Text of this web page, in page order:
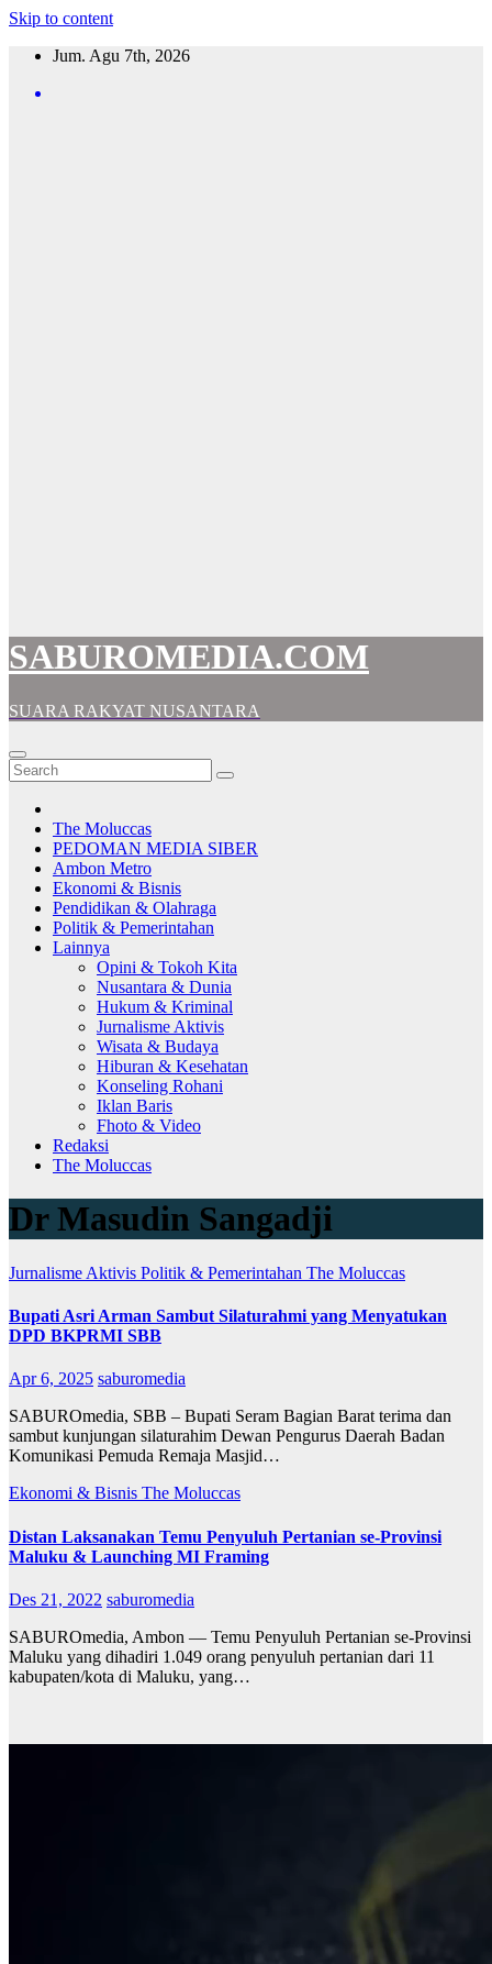
Skip to content
Jum. Agu 7th, 2026
SABUROMEDIA.COM
SUARA RAKYAT NUSANTARA
The Moluccas
PEDOMAN MEDIA SIBER
Ambon Metro
Ekonomi & Bisnis
Pendidikan & Olahraga
Politik & Pemerintahan
Lainnya
Opini & Tokoh Kita
Nusantara & Dunia
Hukum & Kriminal
Jurnalisme Aktivis
Wisata & Budaya
Hiburan & Kesehatan
Konseling Rohani
Iklan Baris
Fhoto & Video
Redaksi
The Moluccas
Dr Masudin Sangadji
Jurnalisme Aktivis Politik & Pemerintahan The Moluccas
Bupati Asri Arman Sambut Silaturahmi yang Menyatukan
DPD BKPRMI SBB
Apr 6, 2025 saburomedia
SABUROmedia, SBB – Bupati Seram Bagian Barat terima dan
sambut kunjungan silaturahim Dewan Pengurus Daerah Badan
Komunikasi Pemuda Remaja Masjid…
Ekonomi & Bisnis The Moluccas
Distan Laksanakan Temu Penyuluh Pertanian se-Provinsi
Maluku & Launching MI Framing
Des 21, 2022 saburomedia
SABUROmedia, Ambon — Temu Penyuluh Pertanian se-Provinsi
Maluku yang dihadiri 1.049 orang penyuluh pertanian dari 11
kabupaten/kota di Maluku, yang…